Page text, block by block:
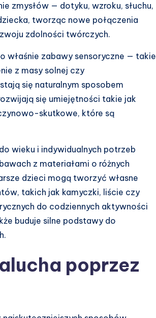
zmysłów — dotyku, wzroku, słuchu,
tworząc nowe połączenia
zdolności twórczych.
właśnie zabawy sensoryczne — takie
z masy solnej czy
się naturalnym sposobem
się umiejętności takie jak
skutkowe, które są
wieku i indywidualnych potrzeb
z materiałami o różnych
dzieci mogą tworzyć własne
takich jak kamyczki, liście czy
do codziennych aktywności
buduje silne podstawy do
poprzez